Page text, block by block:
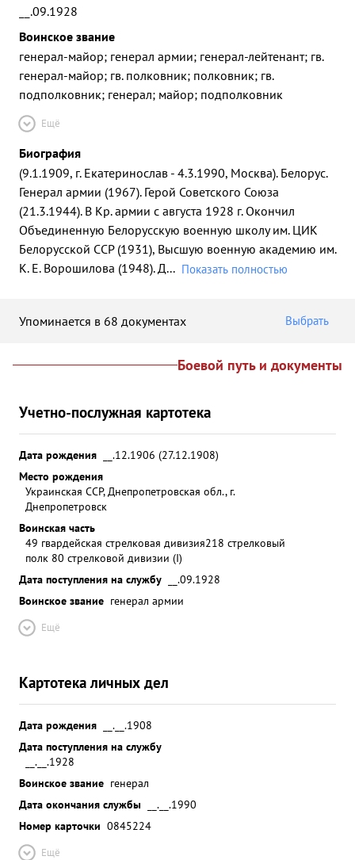
__.09.1928
Воинское звание
генерал-майор; генерал армии; генерал-лейтенант; гв.
генерал-майор; гв. полковник; полковник; гв.
подполковник; генерал; майор; подполковник
Ещё
Биография
(9.1.1909, г. Екатеринослав - 4.3.1990, Москва). Белорус.
Генерал армии (1967). Герой Советского Союза
(21.3.1944). В Кр. армии с августа 1928 г. Окончил
Объединенную Белорусскую военную школу им. ЦИК
Белорусской ССР (1931), Высшую военную академию им.
К. Е. Ворошилова (1948). Д... Показать полностью
Упоминается в 68 документах Выбрать
Боевой путь и документы
Учетно-послужная картотека
Дата рождения
__.12.1906 (27.12.1908)
Место рождения
Украинская ССР, Днепропетровская обл., г.
Днепропетровск
Воинская часть
49 гвардейская стрелковая дивизия218 стрелковый
полк 80 стрелковой дивизии (I)
Дата поступления на службу
__.09.1928
Воинское звание генерал армии
Ещё
Картотека личных дел
Дата рождения
__.__.1908
Дата поступления на службу
__.__.1928
Воинское звание генерал
Дата окончания службы
__.__.1990
Номер карточки 0845224
Ещё